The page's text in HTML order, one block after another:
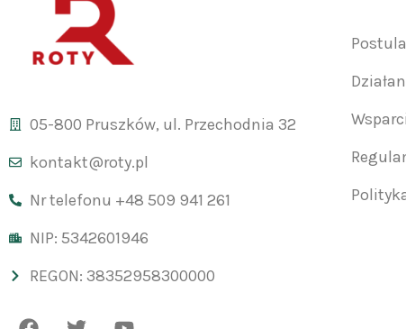
05-800 Pruszków, ul. Przechodnia 32
kontakt@roty.pl
Nr telefonu +48 509 941 261
NIP: 5342601946
REGON: 38352958300000